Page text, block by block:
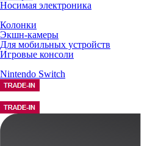
Носимая электроника
Колонки
Экшн-камеры
Для мобильных устройств
Игровые консоли
Nintendo Switch